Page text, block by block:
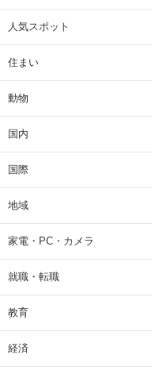
人気スポット
住まい
動物
国内
国際
地域
家電・PC・カメラ
就職・転職
教育
経済